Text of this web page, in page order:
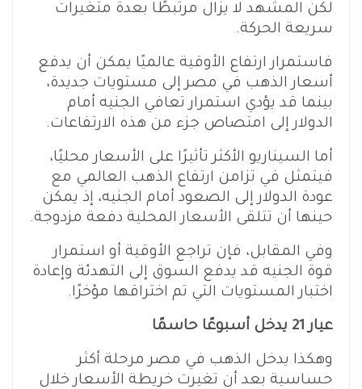
لكن المشهد لا يزال مرتبطًا بعدة متغيرات
سريعة الحركة.
فاستمرار ارتفاع الأوقية عالميًا يمكن أن يدفع
أسعار الذهب في مصر إلى مستويات جديدة،
بينما قد يؤدي استمرار تعافي الجنيه أمام
الدولار إلى امتصاص جزء من هذه الارتفاعات.
أما السيناريو الأكثر تأثيرًا على الأسعار محليًا،
فيتمثل في تزامن ارتفاع الذهب العالمي مع
عودة الدولار إلى الصعود أمام الجنيه، إذ يمكن
حينها أن تتلقى الأسعار المحلية دفعة مزدوجة.
وفي المقابل، فإن تراجع الأوقية أو استمرار
قوة الجنيه قد يدفع السوق إلى التهدئة وإعادة
اختبار المستويات التي تم اختراقها مؤخرًا.
عيار 21 يدخل أسبوعًا حاسمًا
وهكذا يدخل الذهب في مصر مرحلة أكثر
حساسية بعد أن تغيرت خريطة الأسعار خلال